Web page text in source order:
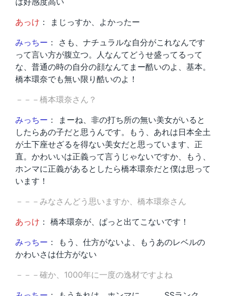
あっけ ： まじっすか、よかったー
みっちー ： さも、ナチュラルな自分がこれなんです
って言い方が腹立つ。人なんてどうせ盛ってるって
な、普通の時の自分の顔なんてまー酷いのよ、基本。
橋本環奈でも無い限り酷いのよ！
－－－橋本環奈さん？
みっちー ： まーね、非の打ち所の無い美女がいると
したらあの子だと思うんです。もう、あれは日本全土
が土下座せざるを得ない美女だと思っています、正
直。かわいいは正義って言うじゃないですか、もう、
ホンマに正義があるとしたら橋本環奈だと僕は思って
います！
－－－みなさんどう思いますか、橋本環奈さん
あっけ ： 橋本環奈が、ぱっと出てこないです！
みっちー ： もう、仕方がないよ、もうあのレベルの
かわいさは仕方がない
－－－確か、1000年に一度の逸材ですよね